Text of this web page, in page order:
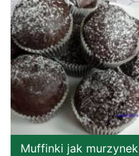
Muffinki jak murzynek